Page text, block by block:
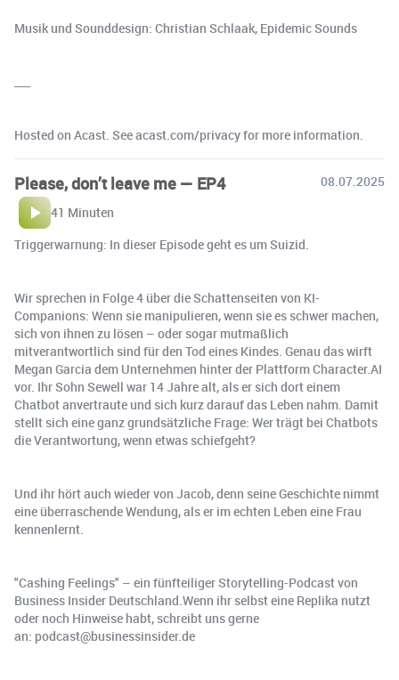
Musik und Sounddesign: Christian Schlaak, Epidemic Sounds
Hosted on Acast. See acast.com/privacy for more information.
Please, don’t leave me — EP4
08.07.2025
41 Minuten
Triggerwarnung: In dieser Episode geht es um Suizid.
Wir sprechen in Folge 4 über die Schattenseiten von KI-
Companions: Wenn sie manipulieren, wenn sie es schwer machen,
sich von ihnen zu lösen – oder sogar mutmaßlich
mitverantwortlich sind für den Tod eines Kindes. Genau das wirft
Megan Garcia dem Unternehmen hinter der Plattform Character.AI
vor. Ihr Sohn Sewell war 14 Jahre alt, als er sich dort einem
Chatbot anvertraute und sich kurz darauf das Leben nahm. Damit
stellt sich eine ganz grundsätzliche Frage: Wer trägt bei Chatbots
die Verantwortung, wenn etwas schiefgeht?
Und ihr hört auch wieder von Jacob, denn seine Geschichte nimmt
eine überraschende Wendung, als er im echten Leben eine Frau
kennenlernt.
"Cashing Feelings" – ein fünfteiliger Storytelling-Podcast von
Business Insider Deutschland.Wenn ihr selbst eine Replika nutzt
oder noch Hinweise habt, schreibt uns gerne
an: podcast@businessinsider.de